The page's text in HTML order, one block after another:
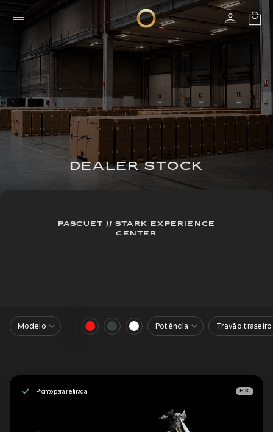
DEALER STOCK
PASCUET // STARK EXPERIENCE
CENTER
Modelo Potência Travão traseiro
Pronto para retirada EX